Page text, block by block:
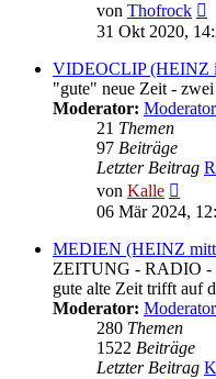
von Thofrock
31 Okt 2020,
VIDEOCLIP (HEINZ
"gute" neue Zeit -
Moderator:
21 Themen
97 Beiträge
Letzter Beitrag
von Kalle
06 Mär 2024,
MEDIEN (HEINZ
ZEITUNG - RADIO -
gute alte Zeit trifft auf
Moderator:
280 Themen
1522 Beiträge
Letzter Beitrag